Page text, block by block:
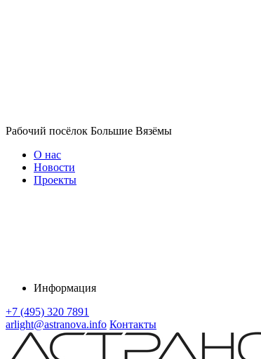
Рабочий посёлок Большие Вязёмы
О нас
Новости
Проекты
Информация
+7 (495) 320 7891
arlight@astranova.info Контакты